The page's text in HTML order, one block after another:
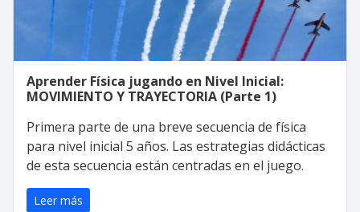
Aprender Física jugando en Nivel Inicial:
MOVIMIENTO Y TRAYECTORIA (Parte 1)
Primera parte de una breve secuencia de física
para nivel inicial 5 años. Las estrategias didácticas
de esta secuencia están centradas en el juego.
Leer más